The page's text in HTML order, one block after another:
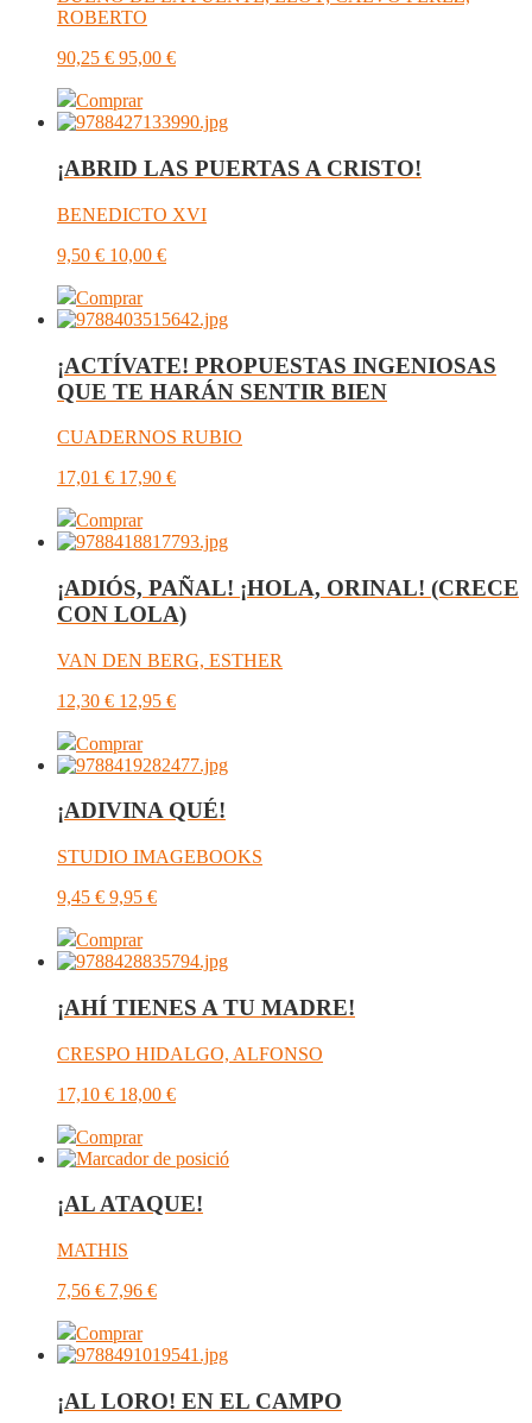
ROBERTO
90,25 € 95,00 €
Comprar
¡ABRID LAS PUERTAS A CRISTO!
BENEDICTO XVI
9,50 € 10,00 €
Comprar
¡ACTÍVATE! PROPUESTAS INGENIOSAS
QUE TE HARÁN SENTIR BIEN
CUADERNOS RUBIO
17,01 € 17,90 €
Comprar
¡ADIÓS, PAÑAL! ¡HOLA, ORINAL! (CRECE
CON LOLA)
VAN DEN BERG, ESTHER
12,30 € 12,95 €
Comprar
¡ADIVINA QUÉ!
STUDIO IMAGEBOOKS
9,45 € 9,95 €
Comprar
¡AHÍ TIENES A TU MADRE!
CRESPO HIDALGO, ALFONSO
17,10 € 18,00 €
Comprar
¡AL ATAQUE!
MATHIS
7,56 € 7,96 €
Comprar
¡AL LORO! EN EL CAMPO